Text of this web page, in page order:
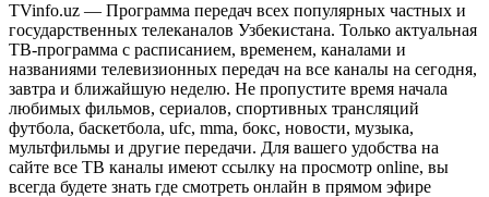
TVinfo.uz — Программа передач всех популярных частных и
государственных телеканалов Узбекистана. Только актуальная
ТВ-программа с расписанием, временем, каналами и
названиями телевизионных передач на все каналы на сегодня,
завтра и ближайшую неделю. Не пропустите время начала
любимых фильмов, сериалов, спортивных трансляций
футбола, баскетбола, ufc, mma, бокс, новости, музыка,
мультфильмы и другие передачи. Для вашего удобства на
сайте все ТВ каналы имеют ссылку на просмотр online, вы
всегда будете знать где смотреть онлайн в прямом эфире